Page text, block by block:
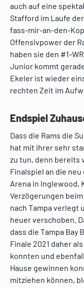
auch auf eine
Stafford im Laufe
fass-mir-an-den-
Offensivpower der
haben sie den #1-
Junior kommt
Ekeler ist wieder
rechten Zeit im
Endspiel
Dass die Rams die
hat mit ihrer sehr
zu tun, denn bereits
Finalspiel an die
Arena in Inglewood,
Verzögerungen
nach Tampa verlegt
heuer verschoben.
dass die Tampa Bay
Finale 2021 daher
konnten und
Hause gewinnen
mitziehen können,